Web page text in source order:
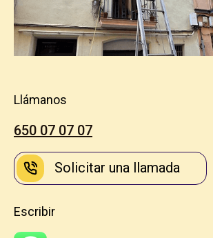
Solicitar una llamada
Llámanos
650 07 07 07
Escribir